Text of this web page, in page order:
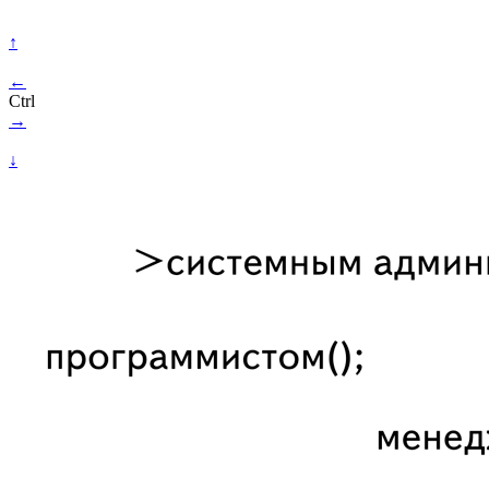
↑
←
Ctrl
→
↓